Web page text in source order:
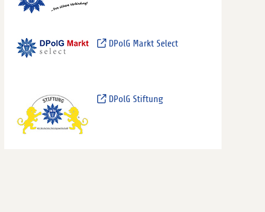
DPolG Markt Select
DPolG Stiftung